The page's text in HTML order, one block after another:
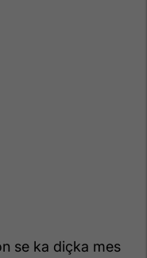
se ka diçka mes